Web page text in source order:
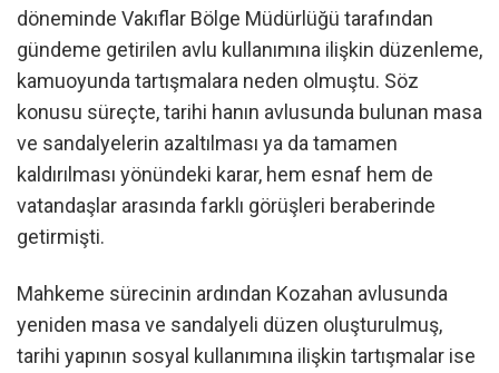
döneminde Vakıflar Bölge Müdürlüğü tarafından
gündeme getirilen avlu kullanımına ilişkin düzenleme,
kamuoyunda tartışmalara neden olmuştu. Söz
konusu süreçte, tarihi hanın avlusunda bulunan masa
ve sandalyelerin azaltılması ya da tamamen
kaldırılması yönündeki karar, hem esnaf hem de
vatandaşlar arasında farklı görüşleri beraberinde
getirmişti.
Mahkeme sürecinin ardından Kozahan avlusunda
yeniden masa ve sandalyeli düzen oluşturulmuş,
tarihi yapının sosyal kullanımına ilişkin tartışmalar ise